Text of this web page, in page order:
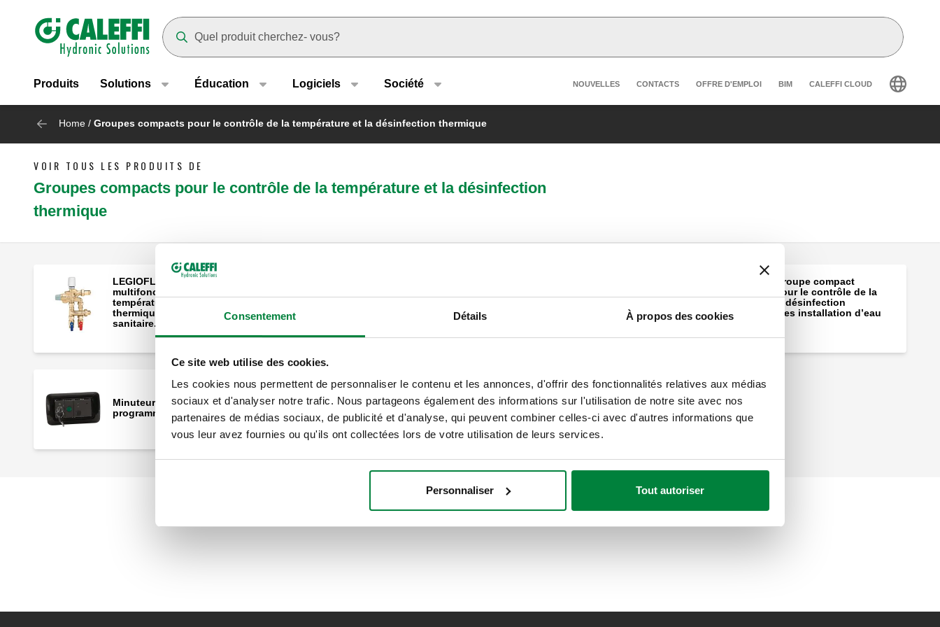
Consentement Détails À propos des cookies
Ce site web utilise des cookies.
Les cookies nous permettent de personnaliser le contenu et les annonces, d'offrir des fonctionnalités relatives aux médias
sociaux et d'analyser notre trafic. Nous partageons également des informations sur l'utilisation de notre site avec nos
partenaires de médias sociaux, de publicité et d'analyse, qui peuvent combiner celles-ci avec d'autres informations que
vous leur avez fournies ou qu'ils ont collectées lors de votre utilisation de leurs services.
Personnaliser Tout autoriser
Header main navigation
Produits Solutions Éducation Logiciels Société Header secondary navigation
NOUVELLES CONTACTS OFFRE D'EMPLOI BIM CALEFFI CLOUD
Home / Groupes compacts pour le contrôle de la température et la désinfection thermique
VOIR TOUS LES PRODUITS DE
Groupes compacts pour le contrôle de la température et la désinfection
thermique
LEGIOFLOW®, Groupe compact
multifonctions pour le contrôle de la
température et la désinfection
thermique, pour les installation d’eau
sanitaire.
thermique, pour les installation d’eau
sanitaire. Version sans kit de dérivation
LEGIOFLOW®, Groupe compact
multifonctions pour le contrôle de la
température et la désinfection
thermique, pour les installation d’eau
sanitaire.
Minuteur à clé d’autorisation
programmable de 0,5 à 15 minutes.